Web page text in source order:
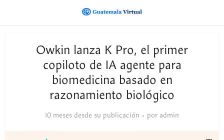
Owkin lanza K Pro, el primer
copiloto de IA agente para
biomedicina basado en
razonamiento biológico
10 meses desde su publicación por admin